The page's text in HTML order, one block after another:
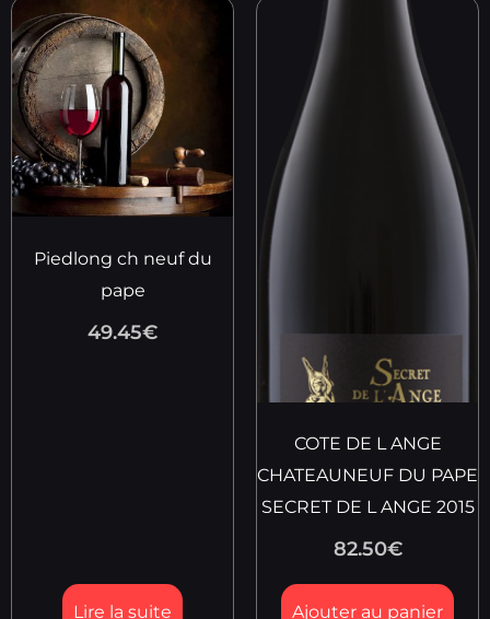
Piedlong ch neuf du
pape
49.45€
Lire la suite
COTE DE L ANGE
CHATEAUNEUF DU PAPE
SECRET DE L ANGE 2015
82.50€
Ajouter au panier